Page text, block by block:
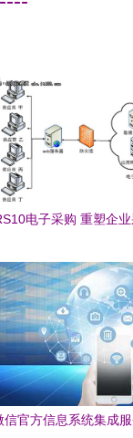
电子采购 重塑企
信官方信息系统集成